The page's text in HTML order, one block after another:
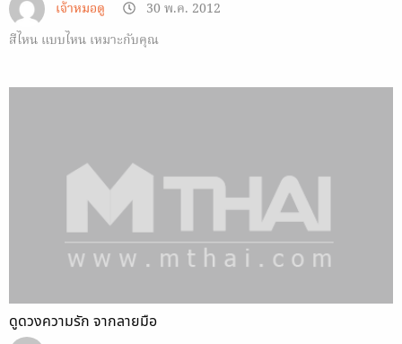
เจ้าหมอดู
30 พ.ค. 2012
สีไหน แบบไหน เหมาะกับคุณ
ดูดวงความรัก จากลายมือ